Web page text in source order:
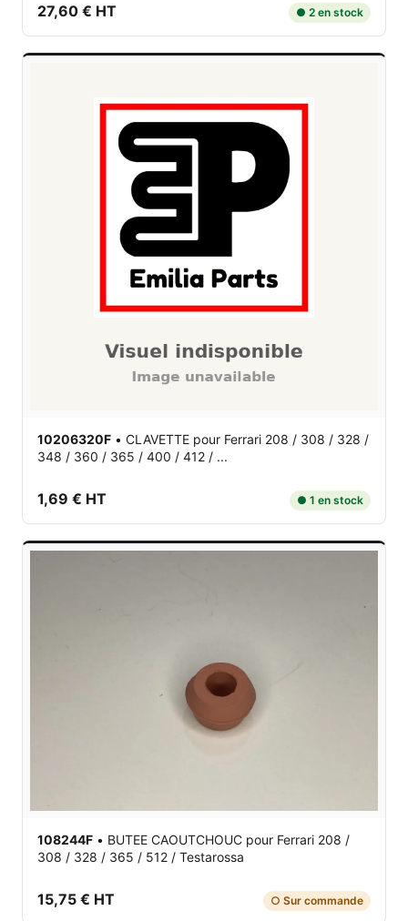
27,60 € HT ● 2 en stock
10206320F • CLAVETTE pour Ferrari 208 / 308 / 328 /
348 / 360 / 365 / 400 / 412 / ...
1,69 € HT ● 1 en stock
108244F • BUTEE CAOUTCHOUC pour Ferrari 208 /
308 / 328 / 365 / 512 / Testarossa
15,75 € HT ○ Sur commande